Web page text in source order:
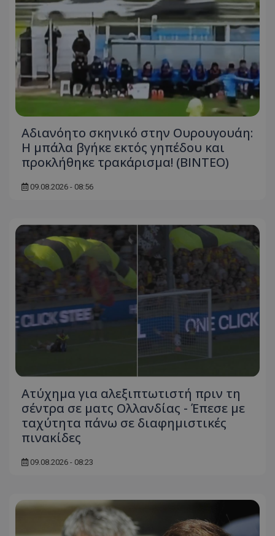
Αδιανόητο σκηνικό στην Ουρουγουάη:
Η μπάλα βγήκε εκτός γηπέδου και
προκλήθηκε τρακάρισμα! (BINTEO)
09.08.2026 - 08:56
Ατύχημα για αλεξιπτωτιστή πριν τη
σέντρα σε ματς Ολλανδίας - Έπεσε με
ταχύτητα πάνω σε διαφημιστικές
πινακίδες
09.08.2026 - 08:23